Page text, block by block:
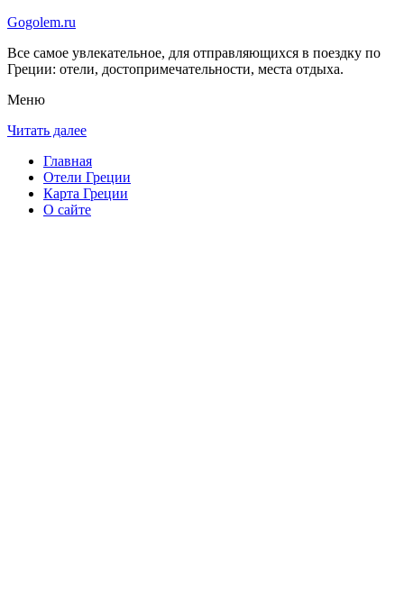
Gogolem.ru
Все самое увлекательное, для отправляющихся в поездку по
Греции: отели, достопримечательности, места отдыха.
Меню
Читать далее
Главная
Отели Греции
Карта Греции
О сайте